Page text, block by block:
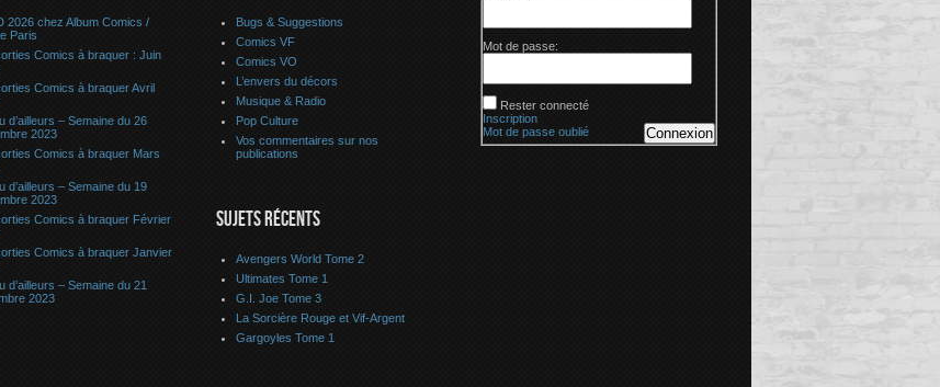
2026 chez Album Comics /
Paris
Comics à braquer : Juin
Comics à braquer Avril
d’ailleurs – Semaine du 26
2023
Comics à braquer Mars
d’ailleurs – Semaine du 19
2023
Comics à braquer Février
Comics à braquer Janvier
d’ailleurs – Semaine du 21
2023
Bugs & Suggestions
Comics VF
Comics VO
L’envers du décors
Musique & Radio
Pop Culture
Vos commentaires sur nos
publications
SUJETS RÉCENTS
Avengers World Tome 2
Ultimates Tome 1
G.I. Joe Tome 3
La Sorcière Rouge et Vif-Argent
Gargoyles Tome 1
Mot de passe:
Rester connecté
Connexion
Inscription
Mot de passe oublié